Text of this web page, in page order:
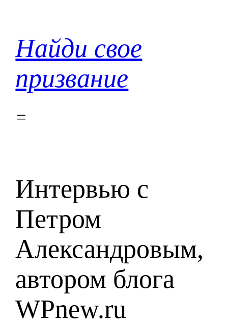
содержимому
Найди свое
призвание
Интервью с
Петром
Александровым,
автором блога
WPnew.ru